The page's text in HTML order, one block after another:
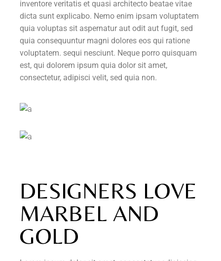
inventore veritatis et quasi architecto beatae vitae
dicta sunt explicabo. Nemo enim ipsam voluptatem
quia voluptas sit aspernatur aut odit aut fugit, sed
quia consequuntur magni dolores eos qui ratione
voluptatem. sequi nesciunt. Neque porro quisquam
est, qui dolorem ipsum quia dolor sit amet,
consectetur, adipisci velit, sed quia non.
DESIGNERS LOVE
MARBEL AND
GOLD